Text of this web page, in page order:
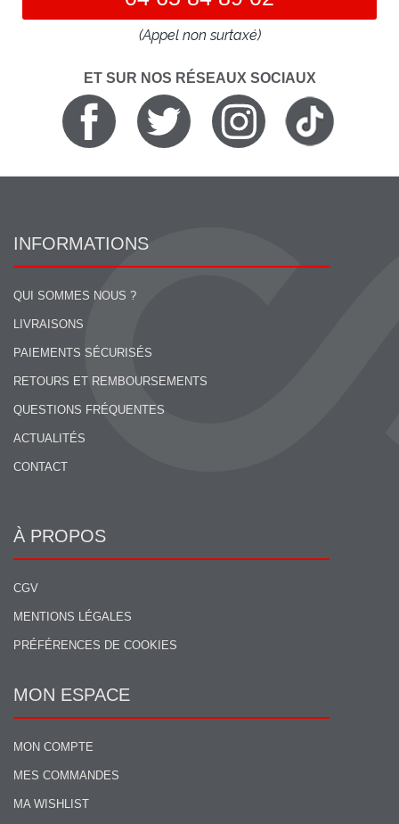
(Appel non surtaxé)
ET SUR NOS RÉSEAUX SOCIAUX
INFORMATIONS
QUI SOMMES NOUS ?
LIVRAISONS
PAIEMENTS SÉCURISÉS
RETOURS ET REMBOURSEMENTS
QUESTIONS FRÉQUENTES
ACTUALITÉS
CONTACT
À PROPOS
CGV
MENTIONS LÉGALES
PRÉFÉRENCES DE COOKIES
MON ESPACE
MON COMPTE
MES COMMANDES
MA WISHLIST